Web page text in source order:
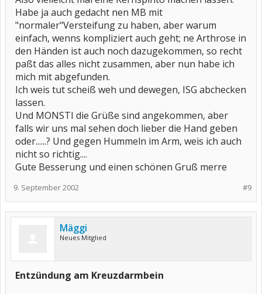
Habe ja auch gedacht nen MB mit
"normaler"Versteifung zu haben, aber warum
einfach, wenns kompliziert auch geht; ne Arthrose in
den Händen ist auch noch dazugekommen, so recht
paßt das alles nicht zusammen, aber nun habe ich
mich mit abgefunden.
Ich weis tut scheiß weh und dewegen, ISG abchecken
lassen.
Und MONSTI die Grüße sind angekommen, aber
falls wir uns mal sehen doch lieber die Hand geben
oder......? Und gegen Hummeln im Arm, weis ich auch
nicht so richtig....
Gute Besserung und einen schönen Gruß merre
#9
9. September 2002
Mäggi
Neues Mitglied
Entzündung am Kreuzdarmbein